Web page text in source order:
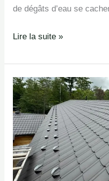
de dégâts d’eau se
Lire la suite »
Promotion
sur
toiture
metallique
avant
le
31